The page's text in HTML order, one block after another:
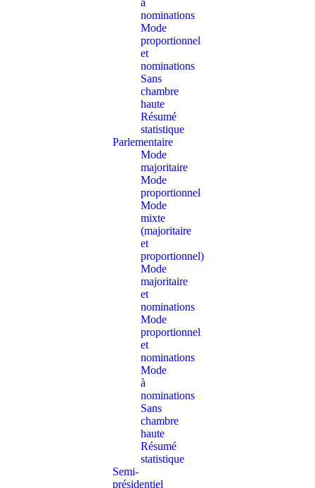
à
nominations
Mode
proportionnel
et
nominations
Sans
chambre
haute
Résumé
statistique
Parlementaire
Mode
majoritaire
Mode
proportionnel
Mode
mixte
(majoritaire
et
proportionnel)
Mode
majoritaire
et
nominations
Mode
proportionnel
et
nominations
Mode
à
nominations
Sans
chambre
haute
Résumé
statistique
Semi-
présidentiel